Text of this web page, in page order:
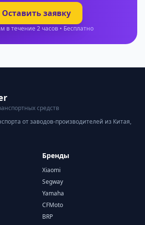
Оставить заявку
в течение 2 часов • Бесплатно
средств
от заводов-производителей из Китая,
Бренды
Xiaomi
Segway
Yamaha
CFMoto
BRP